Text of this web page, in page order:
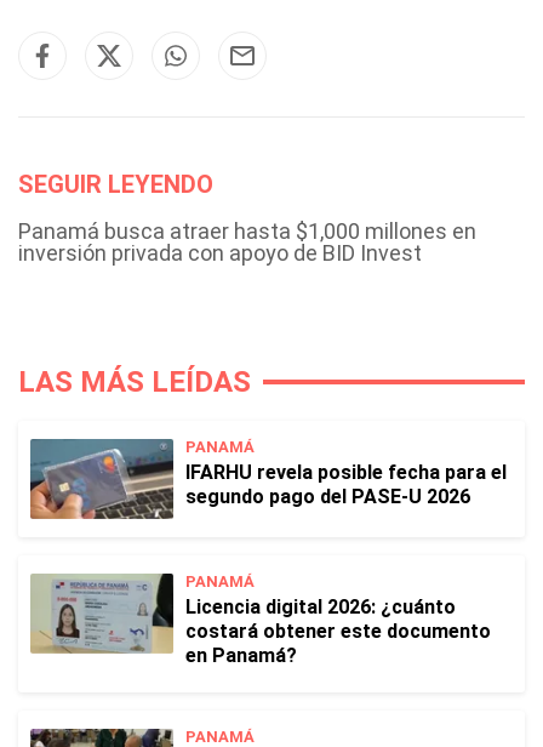
SEGUIR LEYENDO
Panamá busca atraer hasta $1,000 millones en
inversión privada con apoyo de BID Invest
LAS MÁS LEÍDAS
PANAMÁ
IFARHU revela posible fecha para el
segundo pago del PASE-U 2026
PANAMÁ
Licencia digital 2026: ¿cuánto
costará obtener este documento
en Panamá?
PANAMÁ